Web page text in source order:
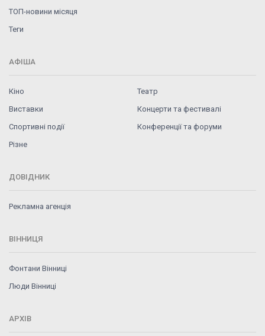
ТОП-новини місяця
Теги
АФІША
Кіно
Театр
Виставки
Концерти та фестивалі
Спортивні події
Конференції та форуми
Різне
ДОВІДНИК
Рекламна агенція
ВІННИЦЯ
Фонтани Вінниці
Люди Вінниці
АРХІВ